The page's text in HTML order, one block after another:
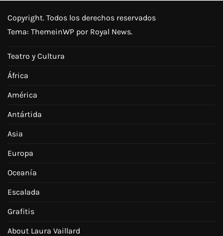
Copyright. Todos los derechos reservados
Tema: ThemeinWP por Royal News.
Teatro y Cultura
África
América
Antártida
Asia
Europa
Oceanía
Escalada
Grafitis
About Laura Vaillard